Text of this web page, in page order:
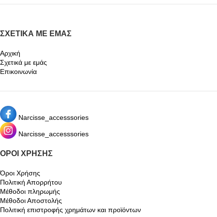
ΣΧΕΤΙΚΆ ΜΕ ΕΜΆΣ
Αρχική
Σχετικά με εμάς
Επικοινωνία
Narcisse_accesssories
Narcisse_accesssories
ΌΡΟΙ ΧΡΉΣΗΣ
Όροι Χρήσης
Πολιτική Απορρήτου
Μέθοδοι πληρωμής
Μέθοδοι Αποστολής
Πολιτική επιστροφής χρημάτων και προϊόντων